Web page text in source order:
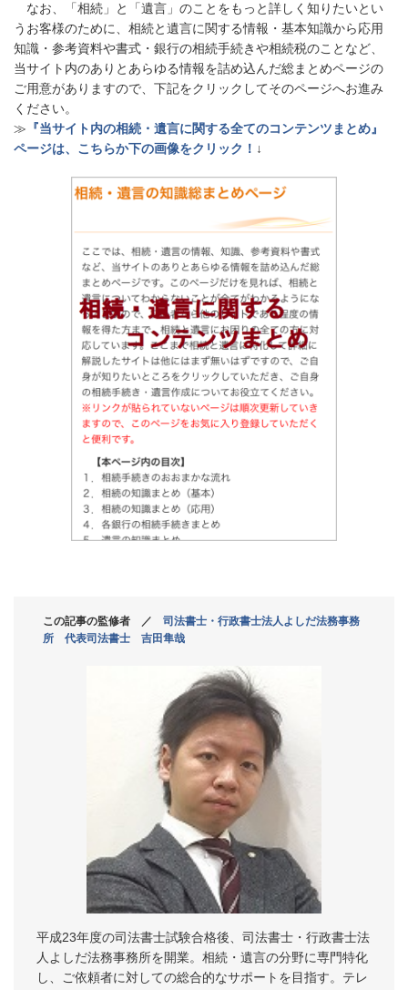
なお、「相続」と「遺言」のことをもっと詳しく知りたいとい
うお客様のために、相続と遺言に関する情報・基本知識から応用
知識・参考資料や書式・銀行の相続手続きや相続税のことなど、
当サイト内のありとあらゆる情報を詰め込んだ総まとめページの
ご用意がありますので、下記をクリックしてそのページへお進み
ください。
≫ 『当サイト内の相続・遺言に関する全てのコンテンツまとめ』
ページは、こちらか下の画像をクリック！ ↓
この記事の監修者 ／ 司法書士・行政書士法人よしだ法務事務
所 代表司法書士 吉田隼哉
平成23年度の司法書士試験合格後、司法書士・行政書士法
人よしだ法務事務所を開業。相続・遺言の分野に専門特化
し、ご依頼者に対しての総合的なサポートを目指す。テレ